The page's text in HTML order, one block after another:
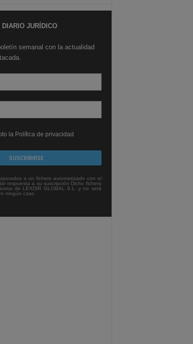
JURÍDICO
semanal con la actualidad
la Política de privacidad
a un fichero automatizado con el
respuesta a su suscripción Dicho fichero
de LEXDIR GLOBAL S.L. y no será
ningún caso.